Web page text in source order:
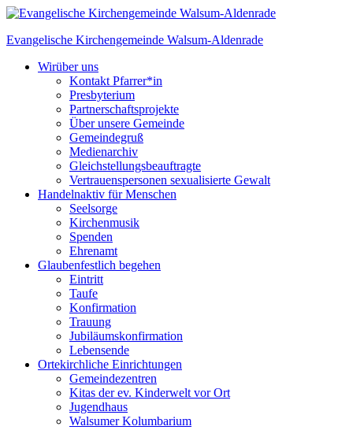
Skip
content
Evangelische Kirchengemeinde Walsum-Aldenrade
Wirüber uns
Kontakt Pfarrer*in
Presbyterium
Partnerschaftsprojekte
Über unsere Gemeinde
Gemeindegruß
Medienarchiv
Gleichstellungs­beauftragte
Vertrauenspersonen sexualisierte Gewalt
Handelnaktiv für Menschen
Seelsorge
Kirchenmusik
Spenden
Ehrenamt
Glaubenfestlich begehen
Eintritt
Taufe
Konfirmation
Trauung
Jubiläumskonfirmation
Lebensende
Ortekirchliche Einrichtungen
Gemeindezentren
Kitas der ev. Kinderwelt vor Ort
Jugendhaus
Walsumer Kolumbarium